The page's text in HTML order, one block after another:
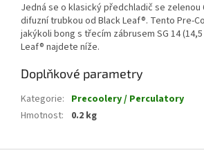
Jedná se o klasický předchladič se
difuzní trubkou od Black Leaf®. Tento Pre-
jakýkoli bong s třecím zábrusem SG 14
Leaf® najdete níže.
Doplňkové parametry
Kategorie: Precoolery / Perculatory
Hmotnost: 0.2 kg